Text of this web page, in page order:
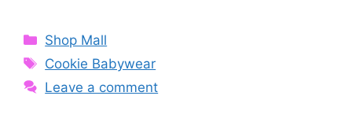
Categories
Shop Mall
Tags
Cookie Babywear
Leave a comment